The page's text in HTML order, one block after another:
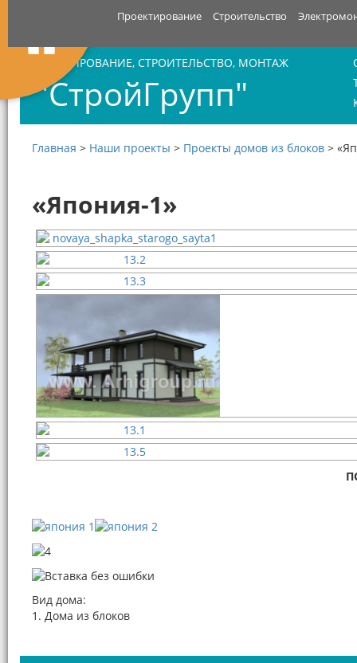
Проектирование Строительство
ПРОЕКТИРОВАНИЕ, СТРОИТЕЛЬСТВО, МОНТАЖ
"СтройГрупп"
Главная > Наши проекты > Проекты домов из блоков >
«Япония-1»
Вид дома:
1. Дома из блоков